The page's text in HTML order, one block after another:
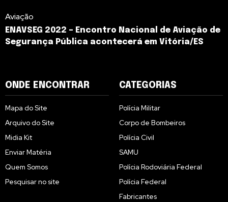
Aviação
ENAVSEG 2022 – Encontro Nacional de Aviação de
Segurança Pública acontecerá em Vitória/ES
ONDE ENCONTRAR
Mapa do Site
Arquivo do Site
Midia Kit
Enviar Matéria
Quem Somos
Pesquisar no site
CATEGORIAS
Polícia Militar
Corpo de Bombeiros
Polícia Civil
SAMU
Polícia Rodoviária Federal
Polícia Federal
Fabricantes